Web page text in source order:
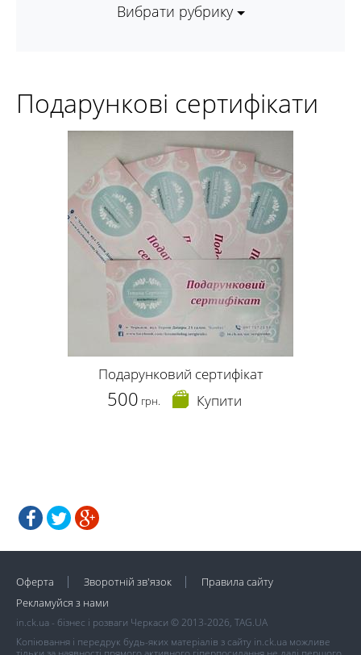
Вибрати рубрику
Подарункові сертифікати
Подарунковий сертифікат
500 грн. Купити
Оферта Зворотній зв'язок
Правила сайту
Рекламуйся з нами
in.ck.ua - бізнес і розваги Черкаси © 2013-2026, TAG.UA
Копіювання і передрук будь-яких матеріалів з сайту in.ck.ua можливе